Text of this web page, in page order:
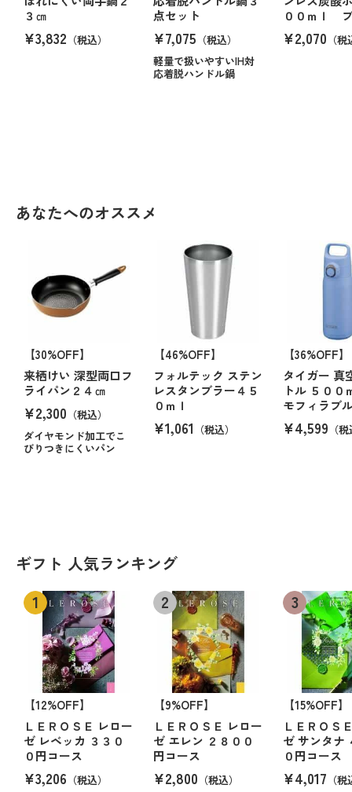
３㎝
¥3,832 （税込）
点セット
¥7,075 （税込）
軽量で扱いやすいIH対
応着脱ハンドル鍋
００ｍｌ
¥2,070 （
あなたへのオススメ
【30%OFF】
来栖けい 深型両口フ
ライパン２４㎝
¥2,300 （税込）
ダイヤモンド加工でこ
びりつきにくいパン
【46%OFF】
フォルテック ステン
レスタンブラー４５
０ｍｌ
¥1,061 （税込）
【36%OFF】
タイガー 真
トル ５０
モフィラブ
¥4,599 （
ギフト 人気ランキング
【12%OFF】
ＬＥＲＯＳＥ レロー
ゼ レベッカ ３３０
０円コース
¥3,206 （税込）
【9%OFF】
ＬＥＲＯＳＥ レロー
ゼ エレン ２８００
円コース
¥2,800 （税込）
【15%OFF】
ＬＥＲＯＳ
ゼ サンタナ
０円コース
¥4,017 （